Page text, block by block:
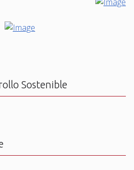
Sostenible